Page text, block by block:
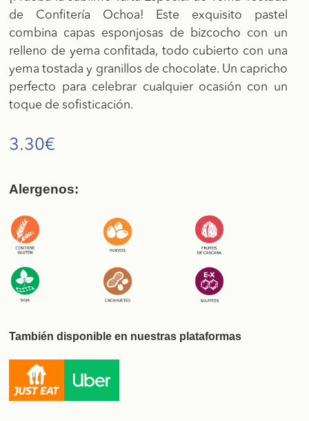
de Confitería Ochoa! Este exquisito pastel
combina capas esponjosas de bizcocho con un
relleno de yema confitada, todo cubierto con una
yema tostada y granillos de chocolate. Un capricho
perfecto para celebrar cualquier ocasión con un
toque de sofisticación.
3.30€
Alergenos:
También disponible en nuestras plataformas